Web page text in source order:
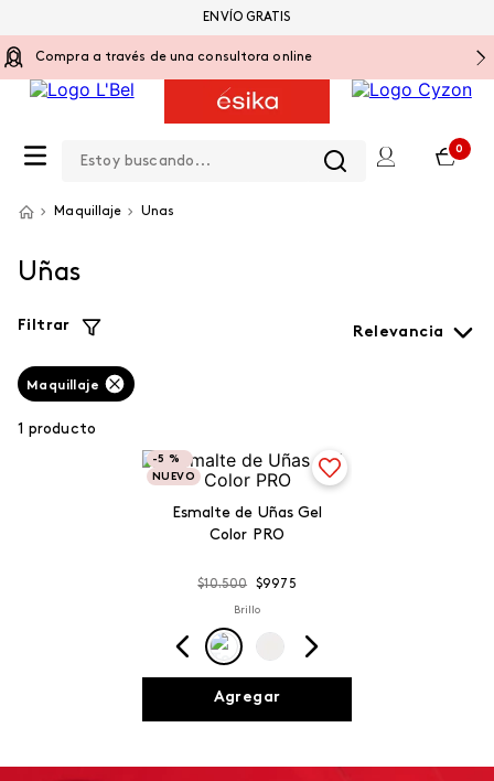
Compra a través de una consultora online
0
ENVÍO GRATIS
Maquillaje Unas
Uñas
Filtrar Relevancia
Maquillaje
1 producto
Esmalte de Uñas Gel
Color PRO
-5 %
NUEVO
$10.500 $9975
Brillo
Agregar